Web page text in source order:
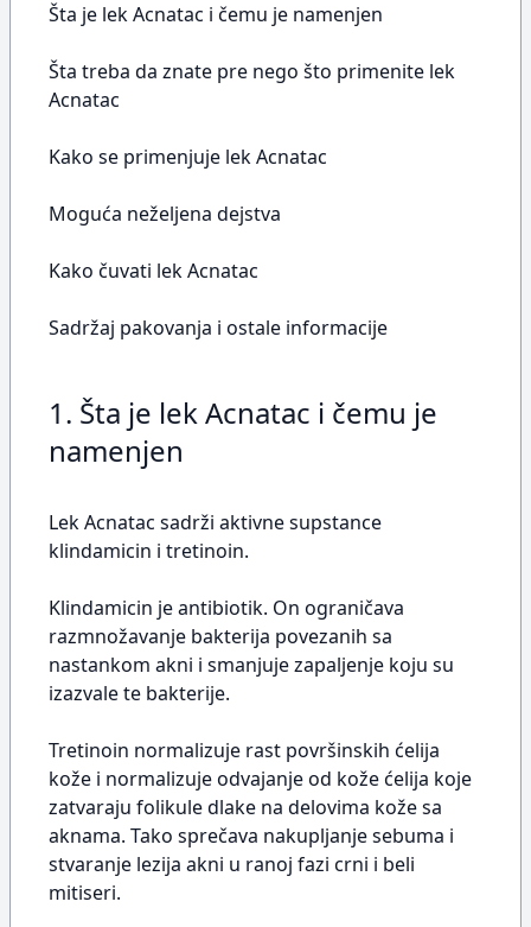
Šta je lek Acnatac i čemu je namenjen
Šta treba da znate pre nego što primenite lek
Acnatac
Kako se primenjuje lek Acnatac
Moguća neželjena dejstva
Kako čuvati lek Acnatac
Sadržaj pakovanja i ostale informacije
1. Šta je lek Acnatac i čemu je
namenjen
Lek Acnatac sadrži aktivne supstance
klindamicin i tretinoin.
Klindamicin je antibiotik. On ograničava
razmnožavanje bakterija povezanih sa
nastankom akni i smanjuje zapaljenje koju su
izazvale te bakterije.
Tretinoin normalizuje rast površinskih ćelija
kože i normalizuje odvajanje od kože ćelija koje
zatvaraju folikule dlake na delovima kože sa
aknama. Tako sprečava nakupljanje sebuma i
stvaranje lezija akni u ranoj fazi crni i beli
mitiseri.